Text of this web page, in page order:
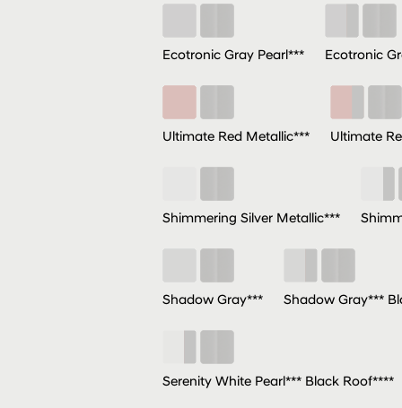
Ecotronic Gray Pearl*** Ecotronic
Ultimate Red Metallic*** Ultimate
Shimmering Silver Metallic***
Shadow Gray*** Shadow Gray***
Serenity White Pearl*** Black Roof****